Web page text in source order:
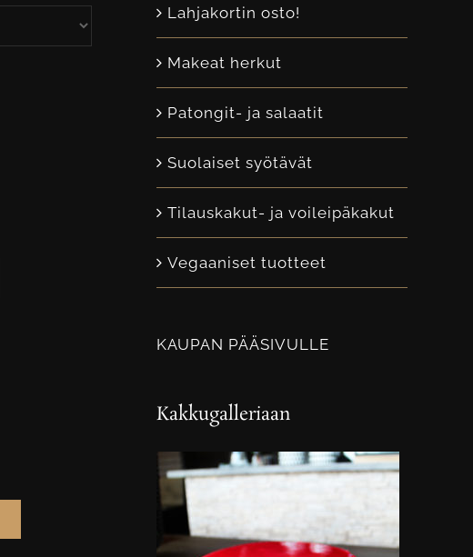
Lahjakortin osto!
Makeat herkut
Patongit- ja salaatit
Suolaiset syötävät
Tilauskakut- ja voileipäkakut
Vegaaniset tuotteet
KAUPAN PÄÄSIVULLE
Kakkugalleriaan